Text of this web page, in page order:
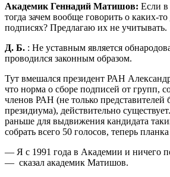
Академик Геннадий Матишов: Если в
тогда зачем вообще говорить о каких-
подписях? Предлагаю их не учитывать.
Д. Б. : Не уставным является
проводился законным образом.
Тут вмешался президент РАН
что норма о сборе подписей от групп,
членов РАН (не только представителей
президиума), действительно
раньше для выдвижения кандидата
собрать всего 50 голосов, теперь
— Я с 1991 года в Академии и ничего
— сказал академик Матишов.